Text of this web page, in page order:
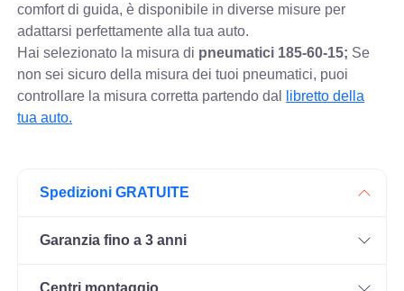
comfort di guida, è disponibile in diverse misure per
adattarsi perfettamente alla tua auto.
Hai selezionato la misura di pneumatici 185-60-15; Se
non sei sicuro della misura dei tuoi pneumatici, puoi
controllare la misura corretta partendo dal
libretto della
tua auto.
Spedizioni GRATUITE
Garanzia fino a 3 anni
Centri montaggio